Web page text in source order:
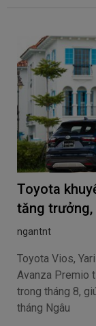
Toyota
tăng trưởng,
ngantnt
Toyota Vios,
Avanza Premio
trong tháng 8,
tháng Ngâu